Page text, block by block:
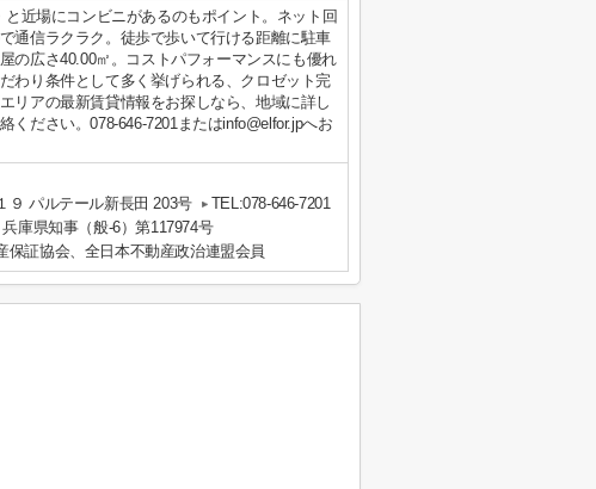
近場にコンビニがあるのもポイント。ネット回
通信ラクラク。徒歩で歩いて行ける距離に駐車
の広さ40.00㎡。コストパフォーマンスにも優れ
わり条件として多く挙げられる、クロゼット完
リアの最新賃貸情報をお探しなら、地域に詳し
ください。078-646-7201またはinfo@elfor.jpへお
９ パルテール新長田 203号
TEL:078-646-7201
庫県知事（般-6）第117974号
保証協会、全日本不動産政治連盟会員